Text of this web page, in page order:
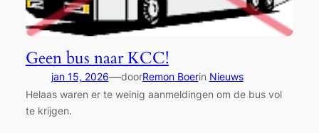
Geen bus naar KCC!
jan 15, 2026—doorRemon Boerin Nieuws
Helaas waren er te weinig aanmeldingen om de bus vol
te krijgen.